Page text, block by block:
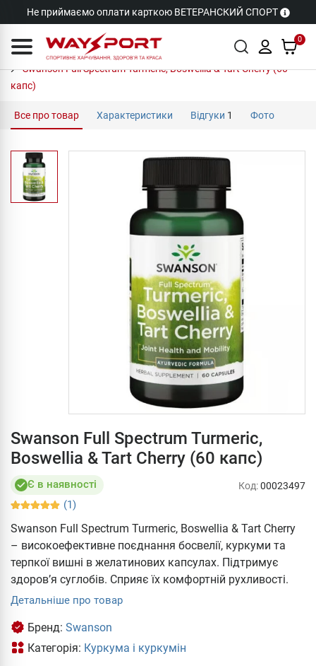
Не приймаємо оплати карткою ВЕТЕРАНСКИЙ СПОРТ
0
Swanson Full Spectrum Turmeric, Boswellia & Tart Cherry (60
капс)
Все про товар Характеристики Відгуки 1 Фото
Swanson Full Spectrum Turmeric,
Boswellia & Tart Cherry (60 капс)
Є в наявності
(1)
Код:00023497
Swanson Full Spectrum Turmeric, Boswellia & Tart Cherry
– високоефективне поєднання босвелії, куркуми та
терпкої вишні в желатинових капсулах. Підтримує
здоров’я суглобів. Сприяє їх комфортній рухливості.
Детальніше про товар
Бренд: Swanson
Категорія: Куркума і куркумін